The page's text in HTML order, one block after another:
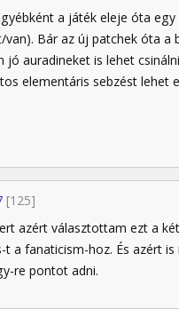
a játék eleje óta
Bár az új patchek óta a
jó auradineket is lehet
elementáris sebzést lehet
[125]
azért választottam ezt a
t a fanaticism-hoz. És azért
re pontot adni.